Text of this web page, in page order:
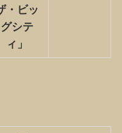
・ビッ
グシテ
ィ 」